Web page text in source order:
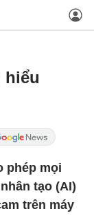
hiểu
phép mọi
tạo (AI)
trên máy